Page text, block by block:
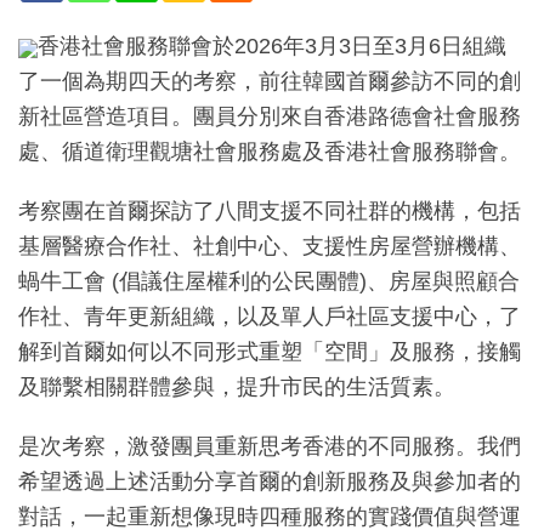
香港社會服務聯會於2026年3月3日至3月6日組織
了一個為期四天的考察，前往韓國首爾參訪不同的創
新社區營造項目。團員分別來自香港路德會社會服務
處、循道衛理觀塘社會服務處及香港社會服務聯會。
考察團在首爾探訪了八間支援不同社群的機構，包括
基層醫療合作社、社創中心、支援性房屋營辦機構、
蝸牛工會 (倡議住屋權利的公民團體)、房屋與照顧合
作社、青年更新組織，以及單人戶社區支援中心，了
解到首爾如何以不同形式重塑「空間」及服務，接觸
及聯繫相關群體參與，提升市民的生活質素。
是次考察，激發團員重新思考香港的不同服務。我們
希望透過上述活動分享首爾的創新服務及與參加者的
對話，一起重新想像現時四種服務的實踐價值與營運